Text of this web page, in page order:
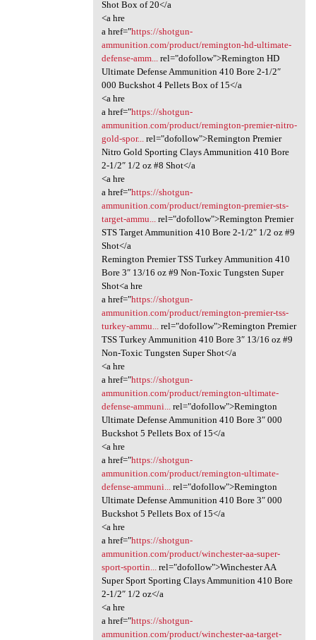
Shot Box of 20</a
<a hre
a href="https://shotgun-
ammunition.com/product/remington-hd-ultimate-
defense-amm...rel="dofollow">Remington HD
Ultimate Defense Ammunition 410 Bore 2-1/2″
000 Buckshot 4 Pellets Box of 15</a
<a hre
a href="https://shotgun-
ammunition.com/product/remington-premier-nitro-
gold-spor...rel="dofollow">Remington Premier
Nitro Gold Sporting Clays Ammunition 410 Bore
2-1/2″ 1/2 oz #8 Shot</a
<a hre
a href="https://shotgun-
ammunition.com/product/remington-premier-sts-
target-ammu...rel="dofollow">Remington Premier
STS Target Ammunition 410 Bore 2-1/2″ 1/2 oz #9
Shot</a
Remington Premier TSS Turkey Ammunition 410
Bore 3″ 13/16 oz #9 Non-Toxic Tungsten Super
Shot<a hre
a href="https://shotgun-
ammunition.com/product/remington-premier-tss-
turkey-ammu...rel="dofollow">Remington Premier
TSS Turkey Ammunition 410 Bore 3″ 13/16 oz #9
Non-Toxic Tungsten Super Shot</a
<a hre
a href="https://shotgun-
ammunition.com/product/remington-ultimate-
defense-ammuni...rel="dofollow">Remington
Ultimate Defense Ammunition 410 Bore 3″ 000
Buckshot 5 Pellets Box of 15</a
<a hre
a href="https://shotgun-
ammunition.com/product/remington-ultimate-
defense-ammuni...rel="dofollow">Remington
Ultimate Defense Ammunition 410 Bore 3″ 000
Buckshot 5 Pellets Box of 15</a
<a hre
a href="https://shotgun-
ammunition.com/product/winchester-aa-super-
sport-sportin...rel="dofollow">Winchester AA
Super Sport Sporting Clays Ammunition 410 Bore
2-1/2″ 1/2 oz</a
<a hre
a href="https://shotgun-
ammunition.com/product/winchester-aa-target-